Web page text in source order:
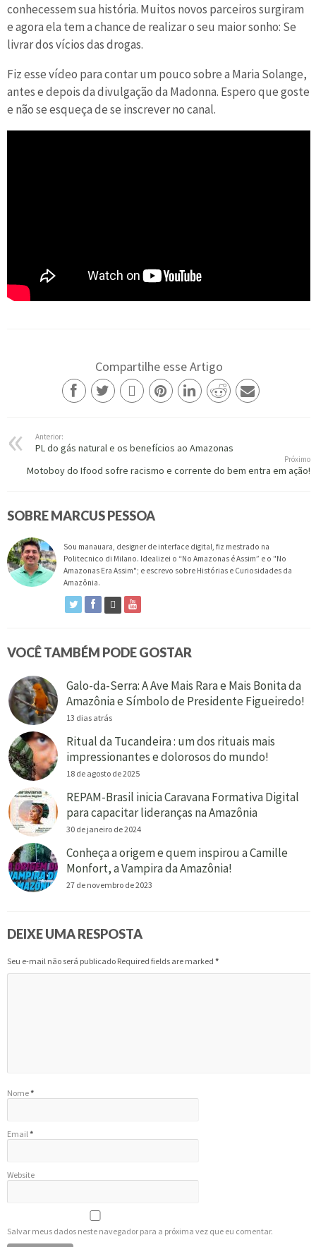
conhecessem sua história. Muitos novos parceiros surgiram
e agora ela tem a chance de realizar o seu maior sonho: Se
livrar dos vícios das drogas.
Fiz esse vídeo para contar um pouco sobre a Maria Solange,
antes e depois da divulgação da Madonna. Espero que goste
e não se esqueça de se inscrever no canal.
Compartilhe esse Artigo
Anterior:
PL do gás natural e os benefícios ao Amazonas
Próximo
Motoboy do Ifood sofre racismo e corrente do bem entra em ação!
SOBRE MARCUS PESSOA
Sou manauara, designer de interface digital, fiz mestrado na
Politecnico di Milano. Idealizei o “No Amazonas é Assim” e o "No
Amazonas Era Assim"; e escrevo sobre Histórias e Curiosidades da
Amazônia.
VOCÊ TAMBÉM PODE GOSTAR
Galo-da-Serra: A Ave Mais Rara e Mais Bonita da
Amazônia e Símbolo de Presidente Figueiredo!
13 dias atrás
Ritual da Tucandeira : um dos rituais mais
impressionantes e dolorosos do mundo!
18 de agosto de 2025
REPAM-Brasil inicia Caravana Formativa Digital
para capacitar lideranças na Amazônia
30 de janeiro de 2024
Conheça a origem e quem inspirou a Camille
Monfort, a Vampira da Amazônia!
27 de novembro de 2023
DEIXE UMA RESPOSTA
Seu e-mail não será publicado Required fields are marked *
Nome*
Email *
Website
Salvar meus dados neste navegador para a próxima vez que eu comentar.